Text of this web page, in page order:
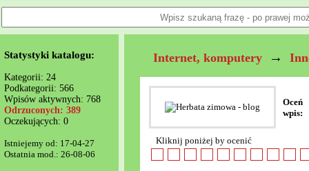
Statystyki katalogu:
Kategorii: 24
Podkategorii: 566
Wpisów aktywnych: 768
Odrzuconych: 389
Oczekujących: 0
Istniejemy od: 17-04-27
Ostatnia mod.: 26-08-06
Internet, komputery →
Oceń
wpis:
Kliknij poniżej by ocenić